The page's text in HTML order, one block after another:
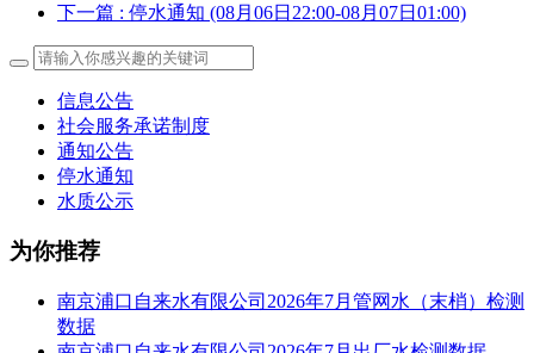
下一篇 : 停水通知 (08月06日22:00-08月07日01:00)
信息公告
社会服务承诺制度
通知公告
停水通知
水质公示
为你推荐
南京浦口自来水有限公司2026年7月管网水（末梢）检测
数据